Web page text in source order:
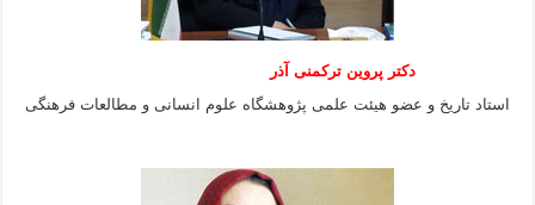
دکتر پروین ترکمنی آذر
استاد تاریخ و عضو هیئت علمی پژوهشگاه علوم انسانی و مطالعات فرهنگى